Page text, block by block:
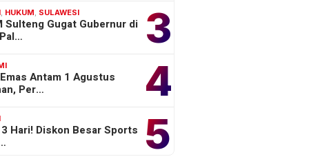
3
HUKUM SULAWESI
Sulteng Gugat Gubernur di
4
Antam 1 Agustus
Per…
5
Hari! Diskon Besar Sports